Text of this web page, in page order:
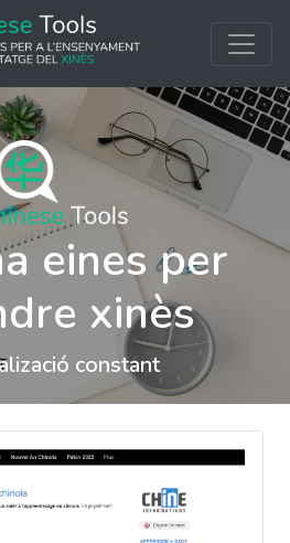
eines per
xinès
constant